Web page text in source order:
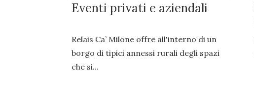
Eventi privati e aziendali
Relais Ca’ Milone offre all'interno di un
borgo di tipici annessi rurali degli spazi
che si...